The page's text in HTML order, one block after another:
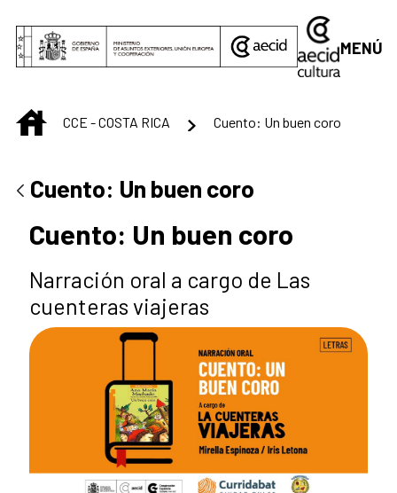
MENÚ
INICIO
CCE - COSTA RICA Cuento: Un buen coro
Cuento: Un buen coro
Cuento: Un buen coro
Narración oral a cargo de Las
cuenteras viajeras